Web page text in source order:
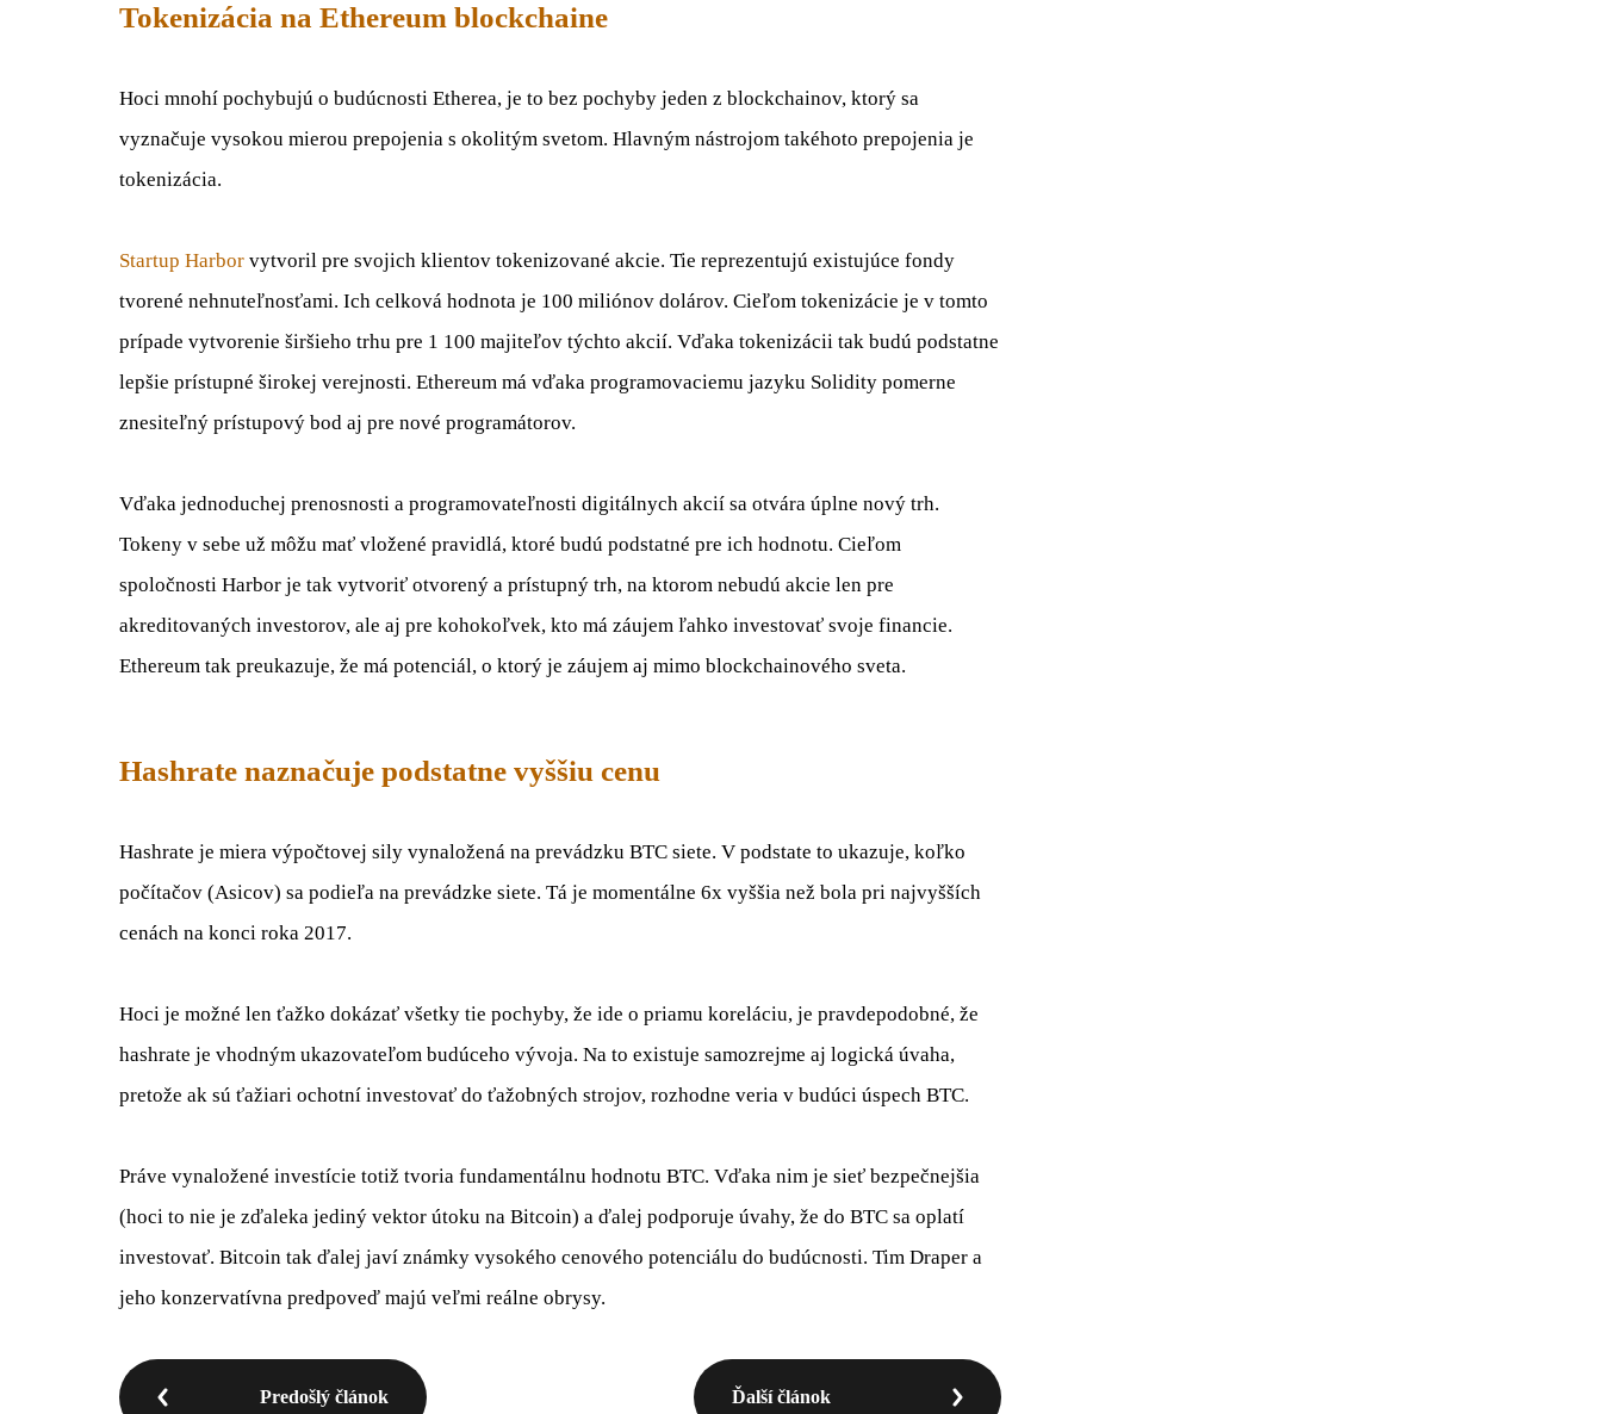
Tokenizácia na Ethereum blockchaine
Hoci mnohí pochybujú o budúcnosti Etherea, je to bez pochyby jeden z blockchainov, ktorý sa
vyznačuje vysokou mierou prepojenia s okolitým svetom. Hlavným nástrojom takéhoto prepojenia je
tokenizácia.
Startup Harbor vytvoril pre svojich klientov tokenizované akcie. Tie reprezentujú existujúce fondy
tvorené nehnuteľnosťami. Ich celková hodnota je 100 miliónov dolárov. Cieľom tokenizácie je v tomto
prípade vytvorenie širšieho trhu pre 1 100 majiteľov týchto akcií. Vďaka tokenizácii tak budú podstatne
lepšie prístupné širokej verejnosti. Ethereum má vďaka programovaciemu jazyku Solidity pomerne
znesiteľný prístupový bod aj pre nové programátorov.
Vďaka jednoduchej prenosnosti a programovateľnosti digitálnych akcií sa otvára úplne nový trh.
Tokeny v sebe už môžu mať vložené pravidlá, ktoré budú podstatné pre ich hodnotu. Cieľom
spoločnosti Harbor je tak vytvoriť otvorený a prístupný trh, na ktorom nebudú akcie len pre
akreditovaných investorov, ale aj pre kohokoľvek, kto má záujem ľahko investovať svoje financie.
Ethereum tak preukazuje, že má potenciál, o ktorý je záujem aj mimo blockchainového sveta.
Hashrate naznačuje podstatne vyššiu cenu
Hashrate je miera výpočtovej sily vynaložená na prevádzku BTC siete. V podstate to ukazuje, koľko
počítačov (Asicov) sa podieľa na prevádzke siete. Tá je momentálne 6x vyššia než bola pri najvyšších
cenách na konci roka 2017.
Hoci je možné len ťažko dokázať všetky tie pochyby, že ide o priamu koreláciu, je pravdepodobné, že
hashrate je vhodným ukazovateľom budúceho vývoja. Na to existuje samozrejme aj logická úvaha,
pretože ak sú ťažiari ochotní investovať do ťažobných strojov, rozhodne veria v budúci úspech BTC.
Práve vynaložené investície totiž tvoria fundamentálnu hodnotu BTC. Vďaka nim je sieť bezpečnejšia
(hoci to nie je zďaleka jediný vektor útoku na Bitcoin) a ďalej podporuje úvahy, že do BTC sa oplatí
investovať. Bitcoin tak ďalej javí známky vysokého cenového potenciálu do budúcnosti. Tim Draper a
jeho konzervatívna predpoveď majú veľmi reálne obrysy.
Predošlý článok Ďalší článok